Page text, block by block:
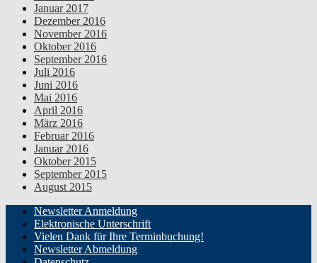
Januar 2017
Dezember 2016
November 2016
Oktober 2016
September 2016
Juli 2016
Juni 2016
Mai 2016
April 2016
März 2016
Februar 2016
Januar 2016
Oktober 2015
September 2015
August 2015
Newsletter Anmeldung
Elektronische Unterschrift
Vielen Dank für Ihre Terminbuchung!
Newsletter Abmeldung